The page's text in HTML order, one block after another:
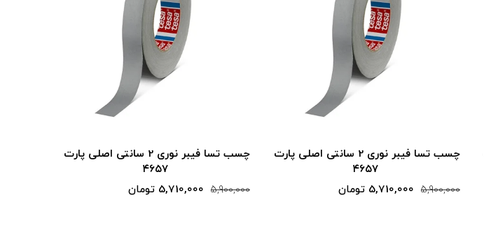
چسب تسا فیبر نوری 2 سانتی اصلی پارت
۴۶۵۷
5,900,000 5,710,000 تومان
چسب تسا فیبر نوری 2 سانتی اصلی پارت
۴۶۵۷
5,900,000 5,710,000 تومان